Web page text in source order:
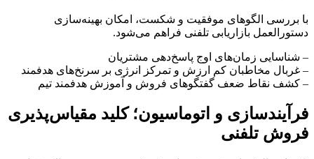
با بررسی الگوهای موفقیت و شکست، امکان بهینه‌سازی
دستورالعمل بازاریابی تلفنی فراهم می‌شود.
– شناسایی زمان‌های اوج پاسخ‌دهی مشتریان
– غربال مخاطبان کم ارزش و تمرکز انرژی بر سرنخ‌های هدفمند
– کشف نقاط ضعف گفتگوهای فروش و آموزش هدفمند تیم
فرآیندسازی و اتوماسیون؛ کلید مقیاس‌پذیری
فروش تلفنی